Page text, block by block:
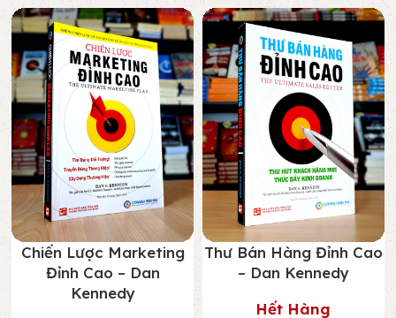
Chiến Lược Marketing
Đỉnh Cao – Dan
Kennedy
Thư Bán Hàng Đỉnh Cao
– Dan Kennedy
Hết Hàng